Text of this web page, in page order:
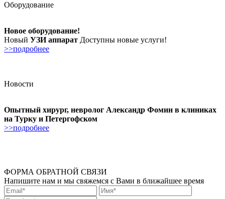
Оборудование
Новое оборудование!
Новый УЗИ аппарат Доступны новые услуги!
>>подробнее
Новости
Опытный хирург, невролог Александр Фомин в клиниках
на Турку и Петергофском
>>подробнее
ФОРМА ОБРАТНОЙ СВЯЗИ
Напишите нам и мы свяжемся с Вами в ближайшее время